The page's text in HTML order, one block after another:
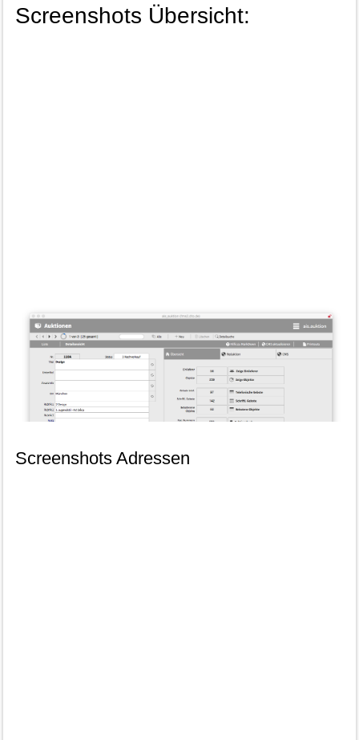
Screenshots Übersicht:
[ZEIGE VORSCHAUBILDER]
Screenshots Adressen